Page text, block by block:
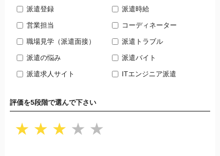
派遣登録 派遣時給
営業担当 コーディネーター
職場見学（派遣面接） 派遣トラブル
派遣の悩み 派遣バイト
派遣求人サイト ITエンジニア派遣
評価を5段階で選んで下さい
★ ★ ★ ★ ★